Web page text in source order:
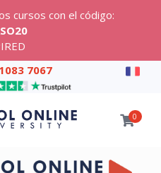
cursos con el código:
7067
0